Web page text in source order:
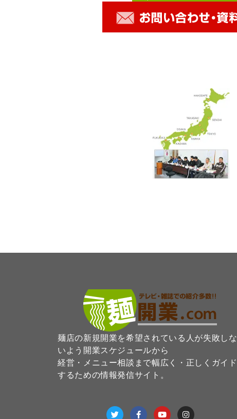
麺店の新規開業を希望されている人が失敗しな
いよう開業スケジュールから
経営・メニュー相談まで幅広く・正しくガイド
するための情報発信サイト。
w
i
a
c
o
u
n
s